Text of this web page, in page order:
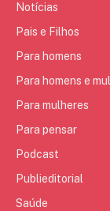
Notícias
Pais e Filhos
Para homens
Para homens e
Para mulheres
Para pensar
Podcast
Publieditorial
Saúde